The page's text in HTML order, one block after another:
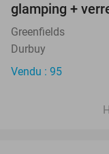
glamping +
Greenfields
Durbuy
Vendu : 95